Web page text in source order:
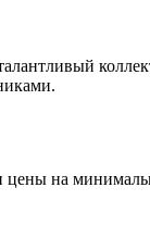
цены на